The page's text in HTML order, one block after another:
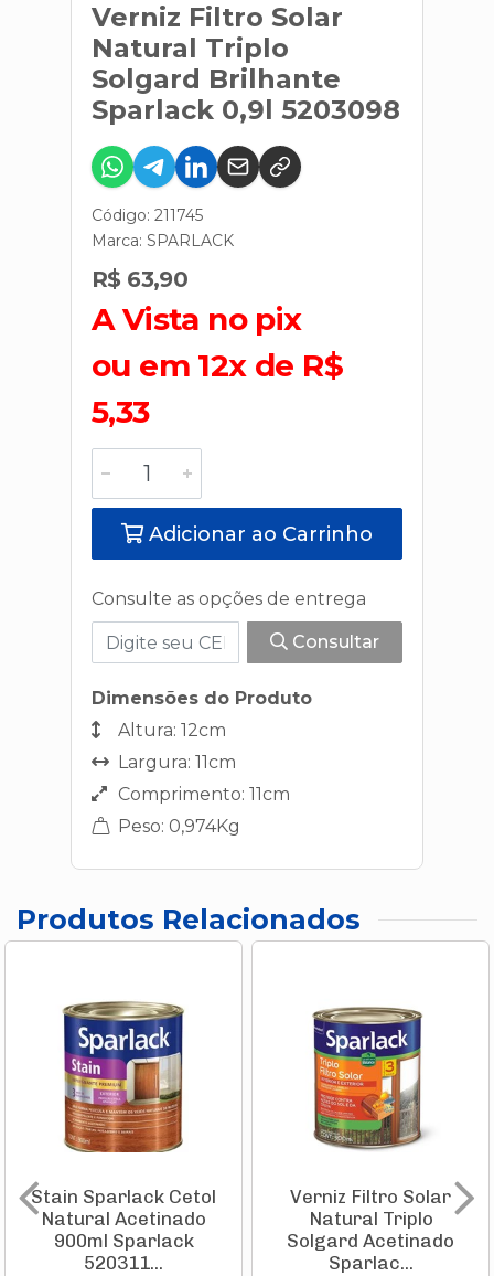
Verniz Filtro Solar
Natural Triplo
Solgard Brilhante
Sparlack 0,9l 5203098
Código: 211745
Marca: SPARLACK
R$ 63,90
A Vista no pix
ou em 12x de R$
5,33
Adicionar ao Carrinho
Consulte as opções de entrega
Consultar
Dimensões do Produto
Altura: 12cm
Largura: 11cm
Comprimento: 11cm
Peso: 0,974Kg
Produtos Relacionados
Stain Sparlack Cetol
Natural Acetinado
900ml Sparlack
520311...
Verniz Filtro Solar
Natural Triplo
Solgard Acetinado
Sparlac...